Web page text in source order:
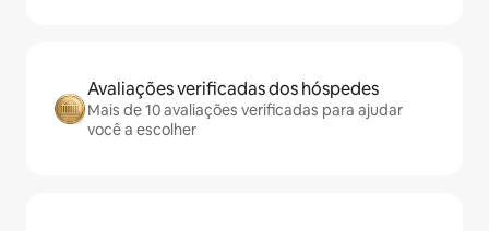
Avaliações verificadas dos hóspedes
Mais de 10 avaliações verificadas para ajudar
você a escolher